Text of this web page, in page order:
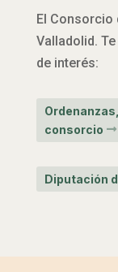
El Consorcio
Valladolid.
de interés:
consorcio
Diputación